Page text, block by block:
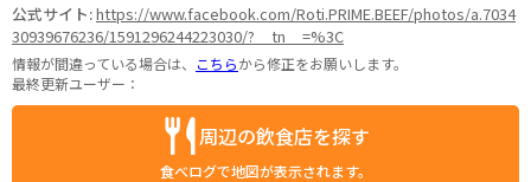
公式サイト:https://www.facebook.com/Roti.PRIME.BEEF/photos/a.7034
30939676236/1591296244223030/?__tn__=%3C
情報が間違っている場合は、 こちらから修正をお願いします。
最終更新ユーザー：
周辺の飲食店を探す
食べログで地図が表示されます。